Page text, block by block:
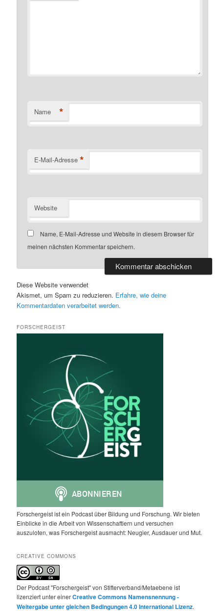
Name *
E-Mail-Adresse *
Website
Name, E-Mail-Adresse und Website in diesem Browser für
meinen nächsten Kommentar speichern.
Diese Website verwendet
Akismet, um Spam zu reduzieren. Erfahre, wie deine
Kommentardaten verarbeitet werden.
FORSCHERGEIST
Forschergeist ist ein Podcast über Bildung und Forschung. Wir bieten
Einblicke in die Arbeit von Wissenschaftlern und versuchen
auszuloten, was Forschergeist ausmacht: Neugier, Ausdauer und Mut.
CREATIVE COMMONS
Der Podcast "Forschergeist" von Stifterverband/Metaebene ist
lizenziert unter einerCreative Commons Namensnennung -
Weitergabe unter gleichen Bedingungen 4.0 International Lizenz.